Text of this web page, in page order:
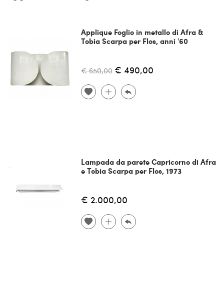
Applique Foglio in metallo di Afra &
Tobia Scarpa per Flos, anni '60
€ 650,00 € 490,00
Lampada da parete Capricorno di Afra
e Tobia Scarpa per Flos, 1973
€ 2.000,00